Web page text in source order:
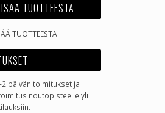
TUOTTEESTA
TUOTTEESTA
päivän toimitukset ja
noutopisteelle yli